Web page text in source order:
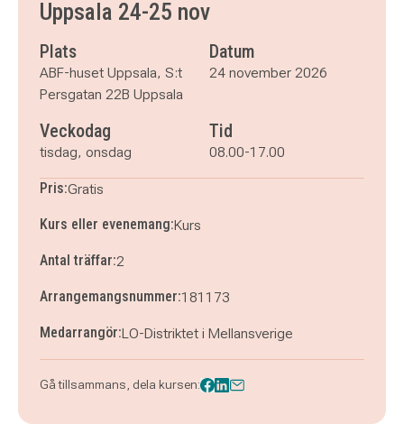
Uppsala 24-25 nov
Plats
ABF-huset Uppsala, S:t
Persgatan 22B Uppsala
Datum
24 november 2026
Veckodag
tisdag, onsdag
Tid
08.00-17.00
Pris:Gratis
Kurs eller evenemang:Kurs
Antal träffar:2
Arrangemangsnummer:181173
Medarrangör:LO-Distriktet i Mellansverige
Gå tillsammans, dela kursen: